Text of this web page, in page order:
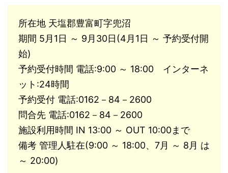
所在地 天塩郡豊富町字兜沼
期間 5月1日 ～ 9月30日(4月1日 ～ 予約受付開
始)
予約受付時間 電話:9:00 ～ 18:00 インターネ
ット:24時間
予約受付 電話:0162－84－2600
問合先 電話:0162－84－2600
施設利用時間 IN 13:00 ～ OUT 10:00まで
備考 管理人駐在(9:00 ～ 18:00、7月 ～ 8月 は
～ 20:00)